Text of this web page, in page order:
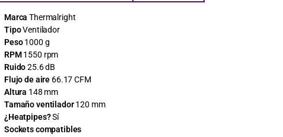
Marca Thermalright
TipoVentilador
Peso1000 g
RPM1550 rpm
Ruido25.6 dB
Flujo de aire 66.17 CFM
Altura 148 mm
Tamaño ventilador120 mm
¿Heatpipes?Sí
Sockets compatibles